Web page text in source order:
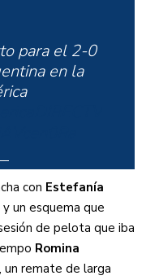
para el 2-0
en la
July 10, 2022
con Estefanía
un esquema que
de pelota que iba
Romina
un remate de larga